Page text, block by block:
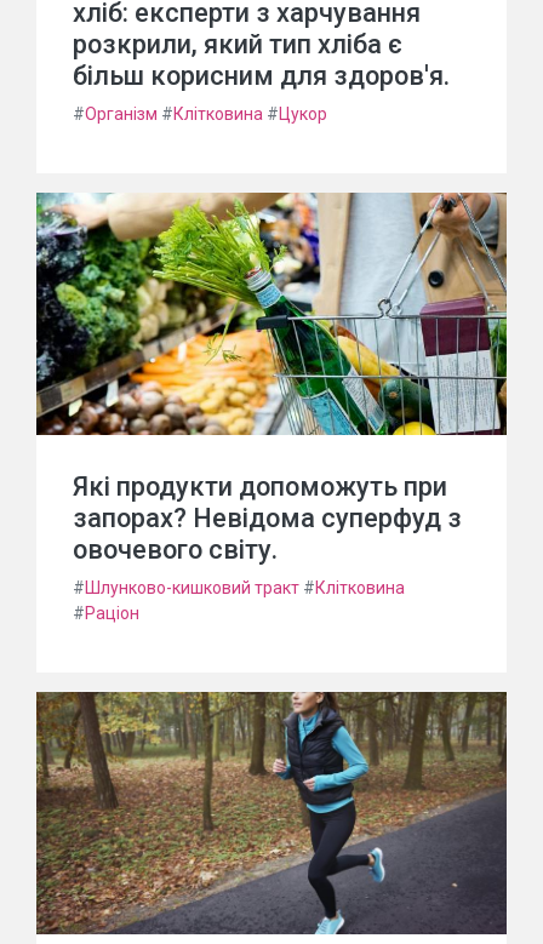
хліб: експерти з харчування
розкрили, який тип хліба є
більш корисним для здоров'я.
#Організм #Клітковина #Цукор
Які продукти допоможуть при
запорах? Невідома суперфуд з
овочевого світу.
#Шлунково-кишковий тракт #Клітковина
#Раціон